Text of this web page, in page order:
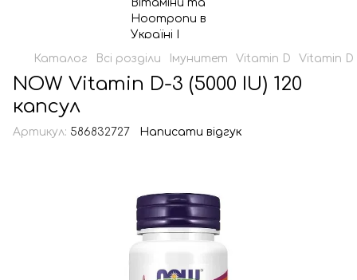
Каталог Всі розділи Імунитет Vitamin D Vitamin
NOW Vitamin D-3 (5000 IU) 120
капсул
Артикул: 586832727 Написати відгук